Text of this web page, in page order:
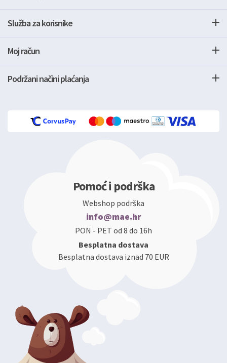
Služba za korisnike
Moj račun
Podržani načini plaćanja
Pomoć i podrška
Webshop podrška
info@mae.hr
PON - PET od 8 do 16h
Besplatna dostava
Besplatna dostava iznad 70 EUR